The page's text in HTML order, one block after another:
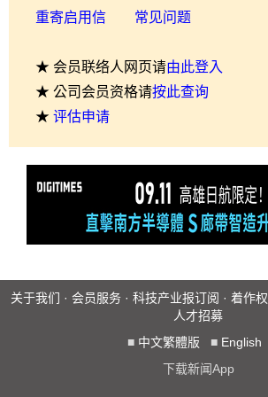
重寄启用信 常见问题
★ 会员联络人网页请由此登入
★ 公司会员资格请按此查询
★ 评估申请
关于我们 · 会员服务 · 科技产业报订阅 · 着作权
人才招募
■ 中文繁體版 ■ English
下载新闻App